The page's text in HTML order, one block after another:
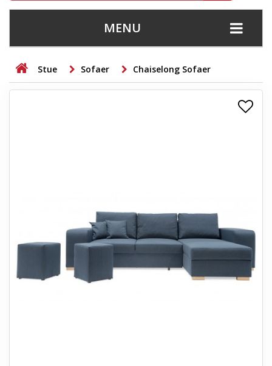
MENU
+
STUE
+
+
+
ENTREMØBLER
+
HAVEMØBLER
Stue Sofaer Chaiselong Sofaer